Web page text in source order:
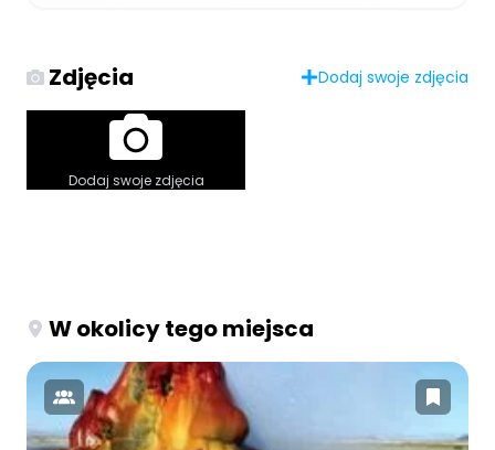
Zdjęcia Dodaj swoje zdjęcia
Dodaj swoje zdjęcia
W okolicy tego miejsca